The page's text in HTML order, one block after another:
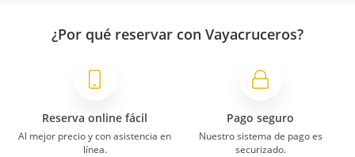
¿Por qué reservar con Vayacruceros?
Reserva online fácil
Al mejor precio y con asistencia en
línea.
Pago seguro
Nuestro sistema de pago es
securizado.